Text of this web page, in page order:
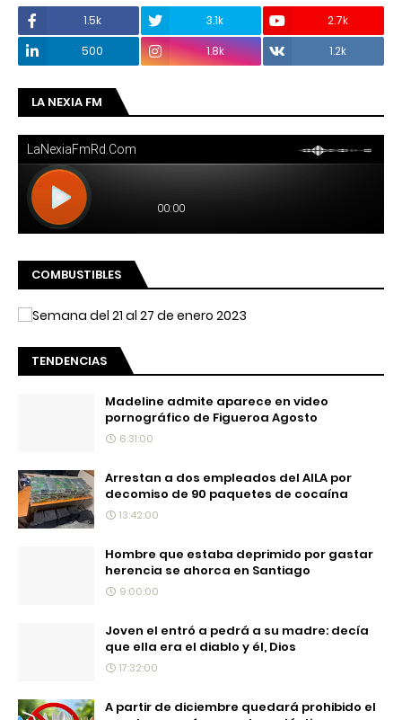
1.5k 3.1k
2.7k
500
1.8k 1.2k
LA NEXIA FM
COMBUSTIBLES
TENDENCIAS
Madeline admite aparece en video
pornográfico de Figueroa Agosto
6:31:00
Arrestan a dos empleados del AILA por
decomiso de 90 paquetes de cocaína
13:42:00
Hombre que estaba deprimido por gastar
herencia se ahorca en Santiago
9:00:00
Joven el entró a pedrá a su madre: decía
que ella era el diablo y él, Dios
17:32:00
A partir de diciembre quedará prohibido el